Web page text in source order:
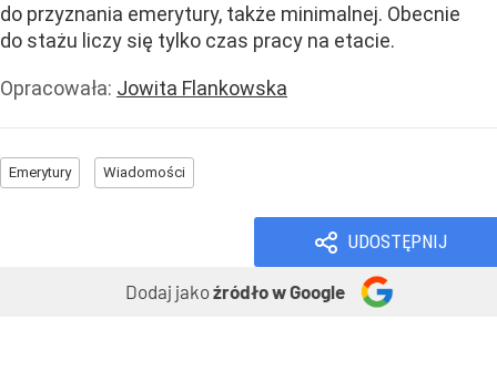
do przyznania emerytury, także minimalnej. Obecnie
do stażu liczy się tylko czas pracy na etacie.
Opracowała: Jowita Flankowska
Emerytury Wiadomości
UDOSTĘPNIJ
Dodaj jakoźródło w Google